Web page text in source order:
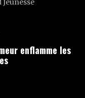
enflamme les